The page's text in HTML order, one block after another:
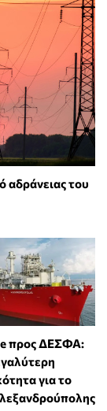
αδράνειας του
προς ΔΕΣΦΑ:
για το